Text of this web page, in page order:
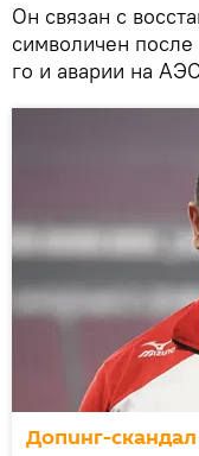
Он связан с
символичен
го и аварии на
Допинг-